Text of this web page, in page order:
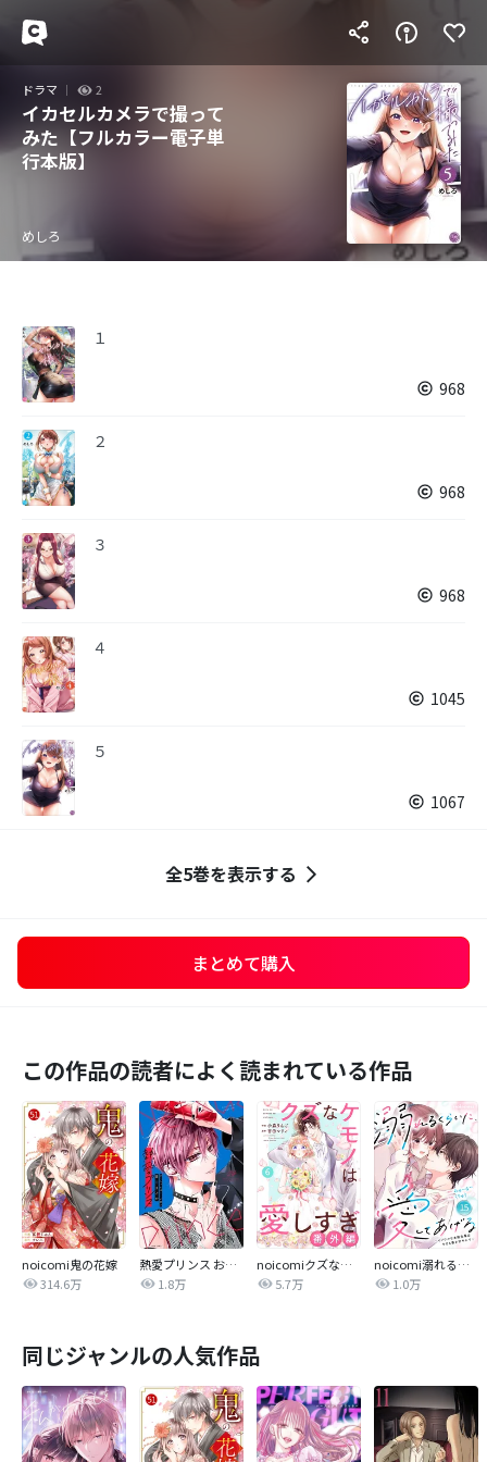
ドラマ 2
イカセルカメラで撮って
みた【フルカラー電子単
行本版】
めしろ
１
968
２
968
３
968
４
1045
５
1067
全5巻を表示する
まとめて購入
この作品の読者によく読まれている作品
noicomi鬼の花嫁
314.6万
熱愛プリンス お兄ちゃんはキミが好き
1.8万
noicomiクズなケモノは愛しすぎ
5.7万
noicomi溺れるくらいに、愛してあげる～イジワルな未紘先輩は今日も番を甘やかす～
1.0万
同じジャンルの人気作品